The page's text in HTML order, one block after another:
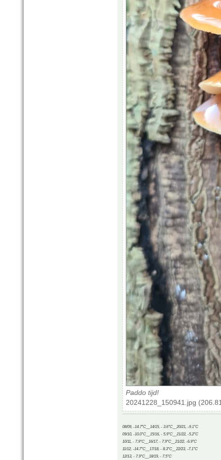
Paddo tijd!
20241228_150941.jpg
08/09, -14.7°C__14/15, - 3.6°C__20/21, -9.1°C
09/10, -10.0°C__15/16, - 5.9°C__21/22, -5.2°C
10/11, - 7.9°C__16/17, - 7.9°C__21/22, -6.9°C
11/12, -14.7°C__17/18, - 8.3°C__22/23, -7.1°C
12/13, - 7.9°C__18/19, - 7.5°C